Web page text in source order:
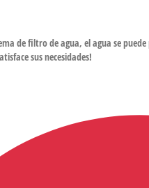
de filtro de agua, el agua se
sus necesidades!